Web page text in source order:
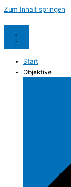
Zum Inhalt springen
Start
Objektive